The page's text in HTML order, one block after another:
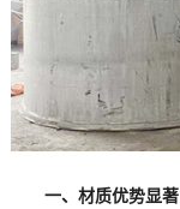
一、材质优势显著